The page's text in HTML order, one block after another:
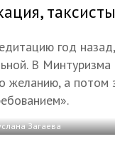
год
В Минтуризма
желанию, а потом
Загаева